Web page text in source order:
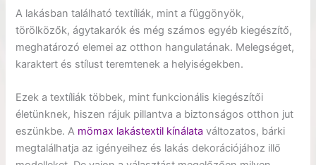
A lakásban található textíliák, mint a függönyök,
törölközők, ágytakarók és még számos egyéb kiegészítő,
meghatározó elemei az otthon hangulatának. Melegséget,
karaktert és stílust teremtenek a helyiségekben.
Ezek a textíliák többek, mint funkcionális kiegészítői
életünknek, hiszen rájuk pillantva a biztonságos otthon jut
eszünkbe. A mömax lakástextil kínálata változatos, bárki
megtalálhatja az igényeihez és lakás dekorációjához illő